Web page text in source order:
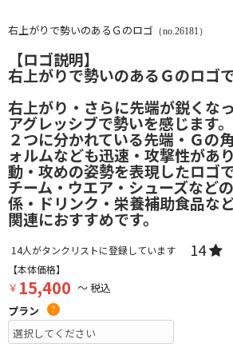
右上がりで勢いのあるＧのロゴ （no.26181）
【ロゴ説明】
右上がりで勢いのあるＧのロゴで
右上がり・さらに先端が鋭くな
アグレッシブで勢いを感じます。
２つに分かれている先端・Ｇの
ォルムなども迅速・攻撃性があ
動・攻めの姿勢を表現したロゴで
チーム・ウエア・シューズなど
係・ドリンク・栄養補助食品な
関連におすすめです。
14人がタンクリストに登録しています 14
【本体価格】
￥ 15,400 ～ 税込
プラン
?